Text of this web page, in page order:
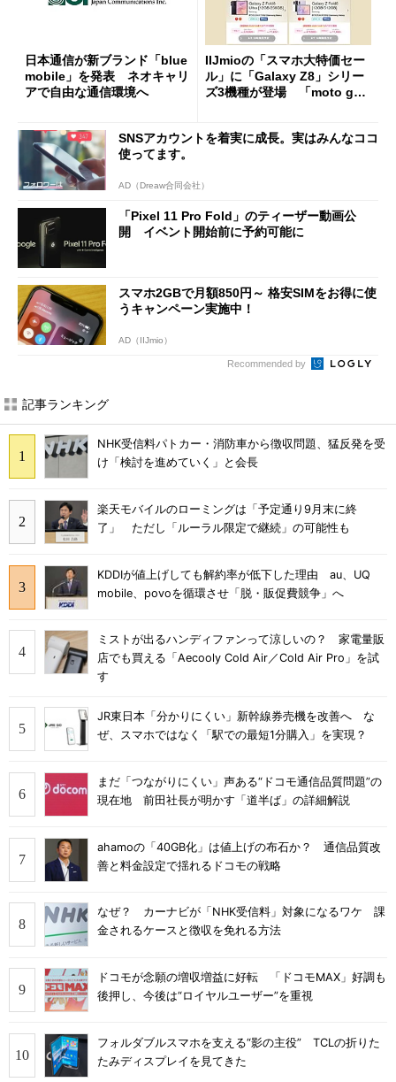
日本通信が新ブランド「blue
mobile」を発表 ネオキャリ
アで自由な通信環境へ
IIJmioの「スマホ大特価セー
ル」に「Galaxy Z8」シリー
ズ3機種が登場 「moto g37
SNSアカウントを着実に成長。実はみんなココ
使ってます。
AD（Dreaw合同会社）
「Pixel 11 Pro Fold」のティーザー動画公
開 イベント開始前に予約可能に
スマホ2GBで月額850円～ 格安SIMをお得に使
うキャンペーン実施中！
AD（IIJmio）
Recommended by
記事ランキング
NHK受信料パトカー・消防車から徴収問題、猛反発を受
け「検討を進めていく」と会長
楽天モバイルのローミングは「予定通り9月末に終
了」 ただし「ルーラル限定で継続」の可能性も
KDDIが値上げしても解約率が低下した理由 au、UQ
mobile、povoを循環させ「脱・販促費競争」へ
ミストが出るハンディファンって涼しいの？ 家電量販
店でも買える「Aecooly Cold Air／Cold Air Pro」を試
す
JR東日本「分かりにくい」新幹線券売機を改善へ な
ぜ、スマホではなく「駅での最短1分購入」を実現？
まだ「つながりにくい」声ある“ドコモ通信品質問題”の
現在地 前田社長が明かす「道半ば」の詳細解説
ahamoの「40GB化」は値上げの布石か？ 通信品質改
善と料金設定で揺れるドコモの戦略
なぜ？ カーナビが「NHK受信料」対象になるワケ 課
金されるケースと徴収を免れる方法
ドコモが念願の増収増益に好転 「ドコモMAX」好調も
後押し、今後は“ロイヤルユーザー”を重視
フォルダブルスマホを支える“影の主役” TCLの折りた
たみディスプレイを見てきた